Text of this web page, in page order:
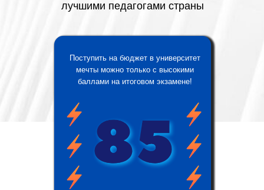
лучшими педагогами страны
Поступить на бюджет в университет
мечты можно только с высокими
баллами на итоговом экзамене!